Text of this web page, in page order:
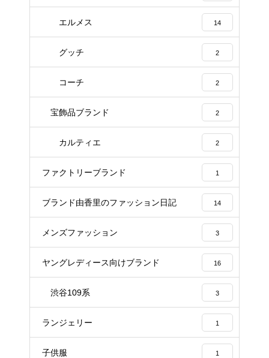
エルメス 14
グッチ 2
コーチ 2
宝飾品ブランド 2
カルティエ 2
ファクトリーブランド 1
ブランド由香里のファッション日記 14
メンズファッション 3
ヤングレディース向けブランド 16
渋谷109系 3
ランジェリー 1
子供服 1